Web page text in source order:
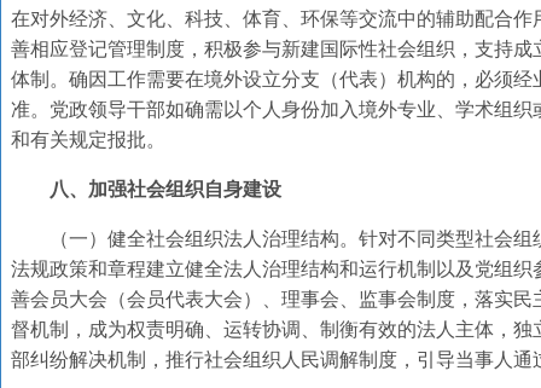
在对外经济、文化、科技、体育、环保等交流中的辅助配合
善相应登记管理制度，积极参与新建国际性社会组织，支持
体制。确因工作需要在境外设立分支（代表）机构的，必须
准。党政领导干部如确需以个人身份加入境外专业、学术组
和有关规定报批。
八、加强社会组织自身建设
（一）健全社会组织法人治理结构。针对不同类型社会
法规政策和章程建立健全法人治理结构和运行机制以及党组
善会员大会（会员代表大会）、理事会、监事会制度，落实
督机制，成为权责明确、运转协调、制衡有效的法人主体，
部纠纷解决机制，推行社会组织人民调解制度，引导当事人